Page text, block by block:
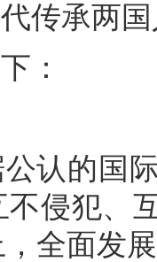
传承两
：
认的国
侵犯、
全面发